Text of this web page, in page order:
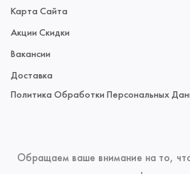
Карта Сайта
Акции Скидки
Вакансии
Доставка
Политика Обработки Персональных
Обращаем ваше внимание на то,